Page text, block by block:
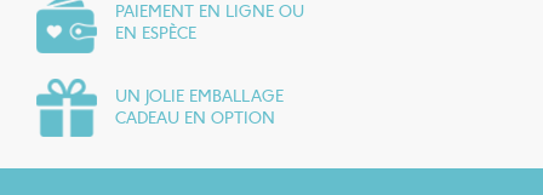
PAIEMENT EN LIGNE OU
EN ESPÈCE
UN JOLIE EMBALLAGE
CADEAU EN OPTION